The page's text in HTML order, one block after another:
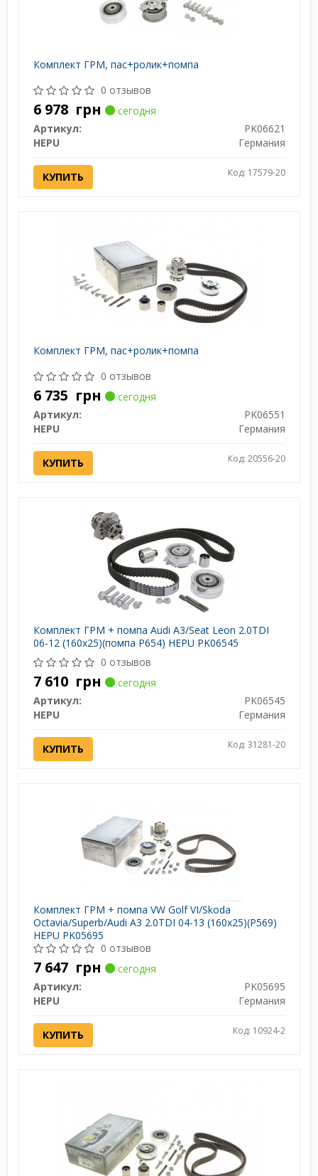
Комплект ГРМ, пас+ролик+помпа
0 отзывов
6 978 грн
сегодня
Артикул:
PK06621
HEPU
Германия
КУПИТЬ Код: 17579-20
Комплект ГРМ, пас+ролик+помпа
0 отзывов
6 735 грн
сегодня
Артикул:
PK06551
HEPU
Германия
КУПИТЬ Код: 20556-20
Комплект ГРМ + помпа Audi A3/Seat Leon 2.0TDI
06-12 (160x25)(помпа P654) HEPU PK06545
0 отзывов
7 610 грн
сегодня
Артикул:
PK06545
HEPU
Германия
КУПИТЬ Код: 31281-20
Комплект ГРМ + помпа VW Golf VI/Skoda
Octavia/Superb/Audi A3 2.0TDI 04-13 (160x25)(P569)
HEPU PK05695
0 отзывов
7 647 грн
сегодня
Артикул:
PK05695
HEPU
Германия
КУПИТЬ Код: 10924-2